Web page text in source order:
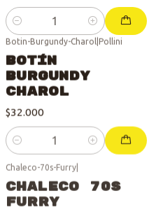
Cantidad
Botin-Burgundy-Charol|Pollini
Botín
Burgundy
Charol
$32.000
Cantidad
Se vendió :'(
Chaleco 70s
Furry